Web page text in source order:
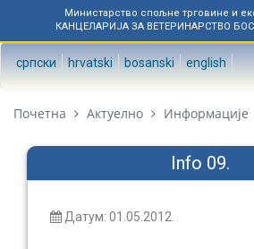
Министарство спољне трговине и
КАНЦЕЛАРИЈА ЗА ВЕТЕРИНАРСТВО
српски hrvatski bosanski english
Почетна Актуелно Информације
Info 09.
Датум: 01.05.2012.